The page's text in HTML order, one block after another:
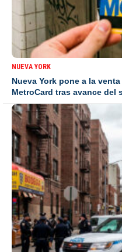
NUEVA YORK
Nueva York pone a la
MetroCard tras avance del